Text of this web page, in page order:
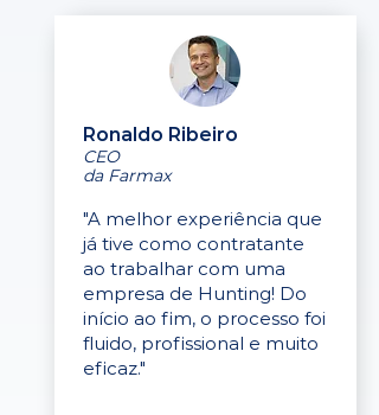
Ronaldo Ribeiro
CEO
da Farmax
"A melhor experiência que
já tive como contratante
ao trabalhar com uma
empresa de Hunting! Do
início ao fim, o processo foi
fluido, profissional e muito
eficaz."